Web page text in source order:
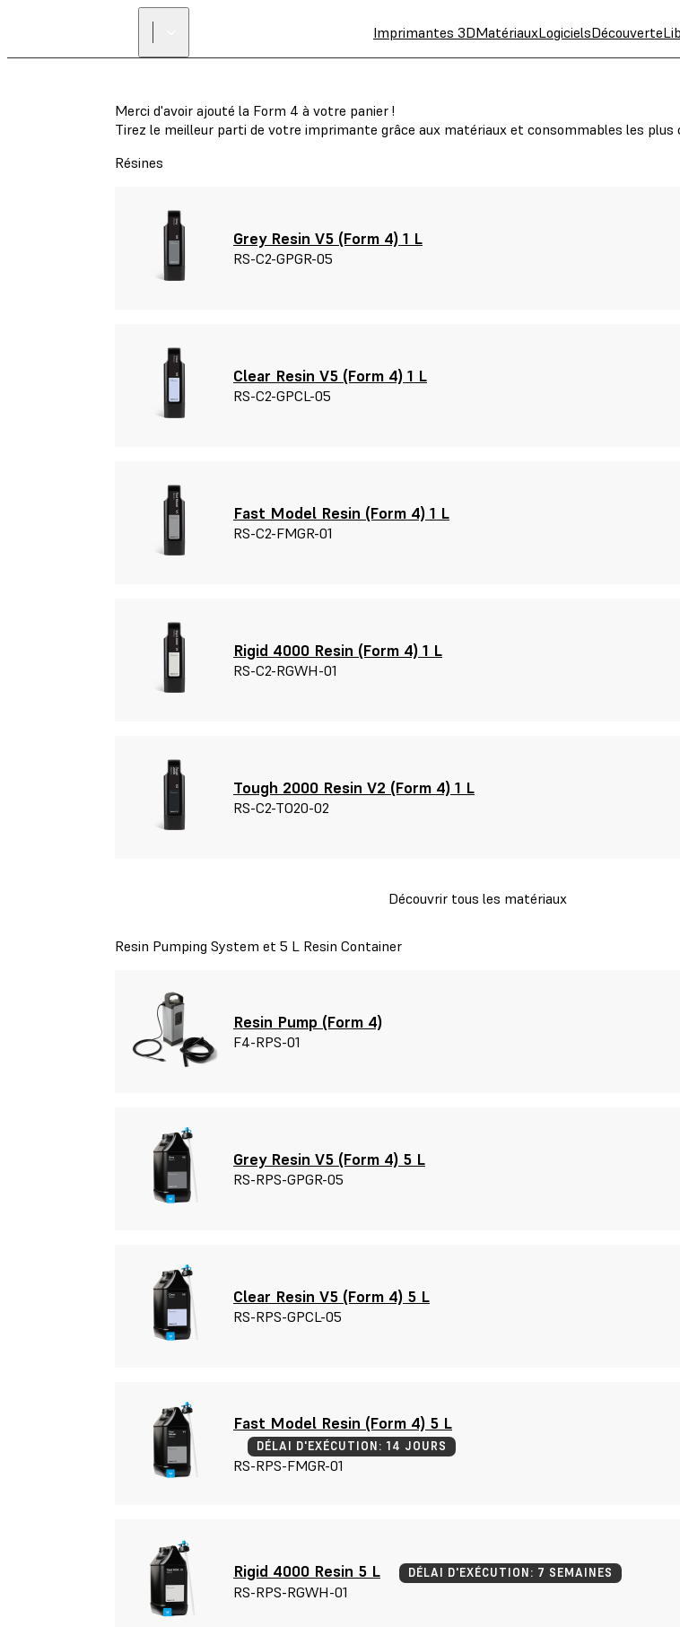
Imprimantes 3DMatériauxLogicielsDécouverte
Merci d'avoir ajouté la Form 4 à votre panier !
Tirez le meilleur parti de votre imprimante grâce aux matériaux et consommables les plus
Résines
Grey Resin V5 (Form 4) 1 L
RS-C2-GPGR-05
Clear Resin V5 (Form 4) 1 L
RS-C2-GPCL-05
Fast Model Resin (Form 4) 1 L
RS-C2-FMGR-01
Rigid 4000 Resin (Form 4) 1 L
RS-C2-RGWH-01
Tough 2000 Resin V2 (Form 4) 1 L
RS-C2-TO20-02
Découvrir tous les matériaux
Resin Pumping System et 5 L Resin Container
Resin Pump (Form 4)
F4-RPS-01
Grey Resin V5 (Form 4) 5 L
RS-RPS-GPGR-05
Clear Resin V5 (Form 4) 5 L
RS-RPS-GPCL-05
Fast Model Resin (Form 4) 5 L
DÉLAI D'EXÉCUTION: 14 JOURS
RS-RPS-FMGR-01
Rigid 4000 Resin 5 L DÉLAI D'EXÉCUTION: 7 SEMAINES
RS-RPS-RGWH-01